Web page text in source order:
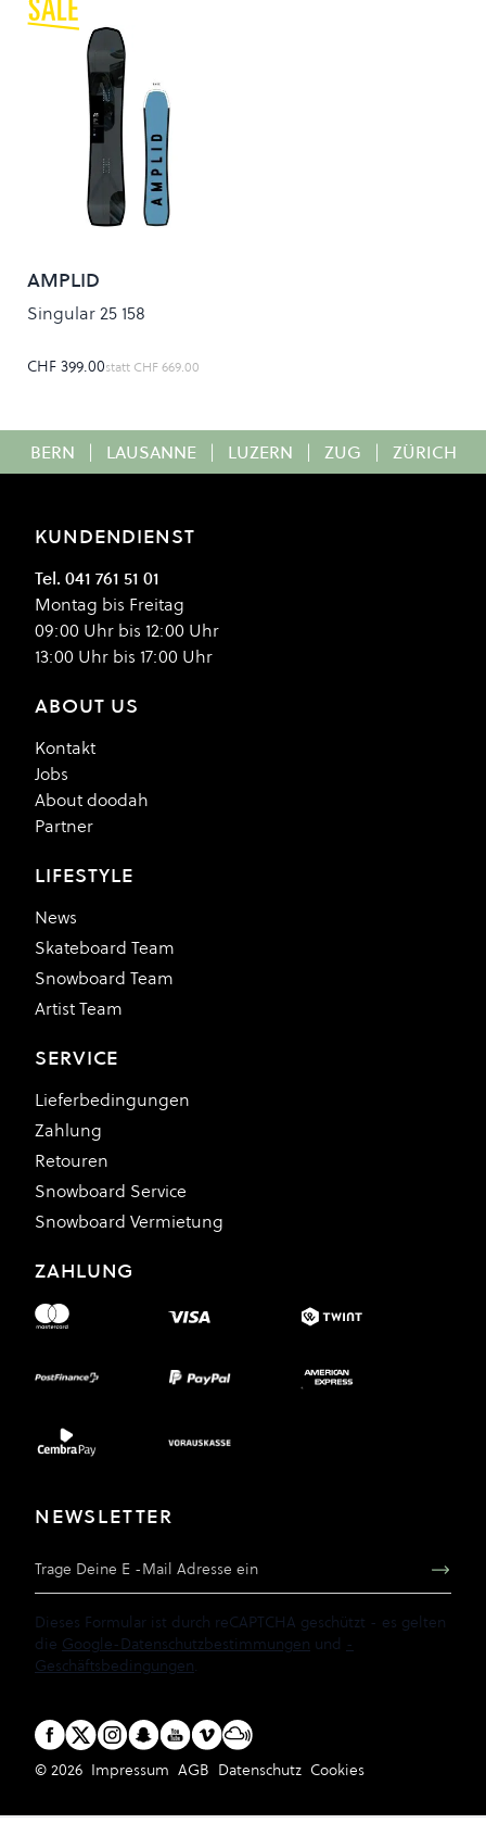
AMPLID
Singular 25 158
CHF 399.00statt CHF 669.00
BERN | LAUSANNE | LUZERN | ZUG | ZÜRICH
KUNDENDIENST
Tel. 041 761 51 01
Montag bis Freitag
09:00 Uhr bis 12:00 Uhr
13:00 Uhr bis 17:00 Uhr
ABOUT US
Kontakt
Jobs
About doodah
Partner
LIFESTYLE
News
Skateboard Team
Snowboard Team
Artist Team
SERVICE
Lieferbedingungen
Zahlung
Retouren
Snowboard Service
Snowboard Vermietung
ZAHLUNG
NEWSLETTER
Dieses Formular ist durch reCAPTCHA geschützt - es gelten
die Google-Datenschutzbestimmungen und -
Geschäftsbedingungen.
© 2026 Impressum AGB Datenschutz Cookies